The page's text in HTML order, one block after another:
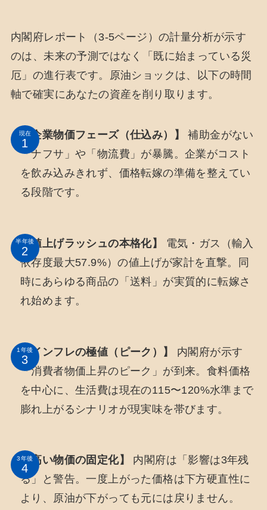
内閣府レポート（3-5ページ）の計量分析が示す
のは、未来の予測ではなく「既に始まっている災
厄」の進行表です。原油ショックは、以下の時間
軸で確実にあなたの資産を削り取ります。
現在
【企業物価フェーズ（仕込み）】
補助金がない
「ナフサ」や「物流費」が暴騰。企業がコスト
を飲み込みきれず、価格転嫁の準備を整えてい
る段階です。
半年後
【値上げラッシュの本格化】
電気・ガス（輸入
依存度最大57.9%）の値上げが家計を直撃。同
時にあらゆる商品の「送料」が実質的に転嫁さ
れ始めます。
1年後
【インフレの極値（ピーク）】
内閣府が示す
「消費者物価上昇のピーク」が到来。食料価格
を中心に、生活費は現在の115〜120%水準まで
膨れ上がるシナリオが現実味を帯びます。
3年後
【高い物価の固定化】
内閣府は「影響は3年残
る」と警告。一度上がった価格は下方硬直性に
より、原油が下がっても元には戻りません。